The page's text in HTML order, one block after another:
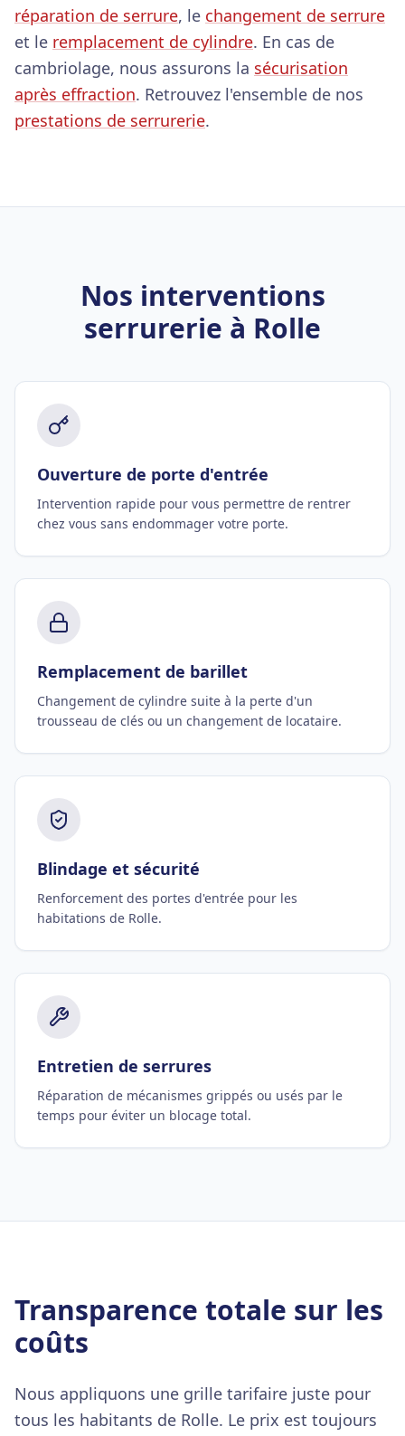
réparation de serrure, le changement de serrure
et le remplacement de cylindre. En cas de
cambriolage, nous assurons la sécurisation
après effraction. Retrouvez l'ensemble de nos
prestations de serrurerie.
Nos interventions
serrurerie à Rolle
Ouverture de porte d'entrée
Intervention rapide pour vous permettre de rentrer
chez vous sans endommager votre porte.
Remplacement de barillet
Changement de cylindre suite à la perte d'un
trousseau de clés ou un changement de locataire.
Blindage et sécurité
Renforcement des portes d'entrée pour les
habitations de Rolle.
Entretien de serrures
Réparation de mécanismes grippés ou usés par le
temps pour éviter un blocage total.
Transparence totale sur les
coûts
Nous appliquons une grille tarifaire juste pour
tous les habitants de Rolle. Le prix est toujours